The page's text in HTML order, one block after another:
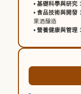
• 基礎科學與研究：
• 食品技術與開發：
果酒釀造
• 營養健康與管理：